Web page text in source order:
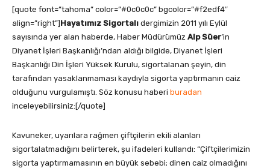
[quote font=”tahoma” color=”#0c0c0c” bgcolor=”#f2edf4″
align=”right”]Hayatımız Sigortalı dergimizin 2011 yılı Eylül
sayısında yer alan haberde, Haber Müdürümüz Alp Süer’in
Diyanet İşleri Başkanlığı’ndan aldığı bilgide, Diyanet İşleri
Başkanlığı Din İşleri Yüksek Kurulu, sigortalanan şeyin, din
tarafından yasaklanmaması kaydıyla sigorta yaptırmanın caiz
olduğunu vurgulamıştı. Söz konusu haberi buradan
inceleyebilirsiniz:[/quote]
Kavuneker, uyarılara rağmen çiftçilerin ekili alanları
sigortalatmadığını belirterek, şu ifadeleri kullandı: “Çiftçilerimizin
sigorta yaptırmamasının en büyük sebebi; dinen caiz olmadığını